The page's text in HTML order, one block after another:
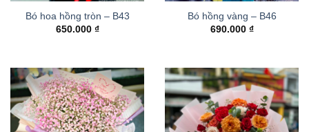
Bó hoa hồng tròn – B43
650.000 ₫
Bó hồng vàng – B46
690.000 ₫